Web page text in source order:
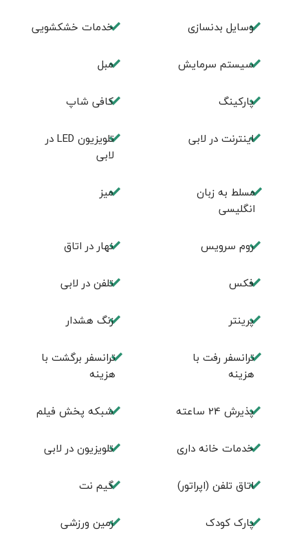
وسایل بدنسازی خدمات خشکشویی
سیستم سرمایش مبل
پاركينگ كافی شاپ
اينترنت در لابی
تلويزيون LED در
لابی
مسلط به زبان
انگليسی
ميز
روم سرويس نهار در اتاق
فكس تلفن در لابی
پرینتر زنگ هشدار
ترانسفر رفت با
هزینه
ترانسفر برگشت با
هزینه
پذیرش 24 ساعته شبکه پخش فیلم
خدمات خانه داری تلویزیون در لابی
اتاق تلفن (اپراتور) گیم نت
پارک کودک زمین ورزشی